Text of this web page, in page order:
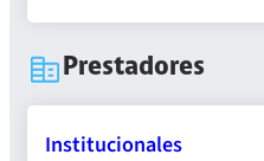
Prestadores
Institucionales